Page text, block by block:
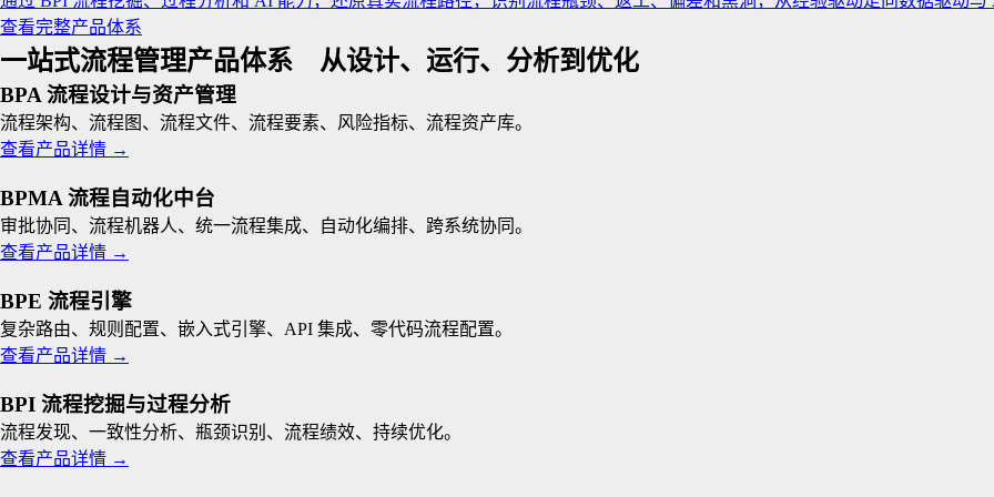
查看完整产品体系
一站式流程管理产品体系 从设计、运行、分析到优化
BPA 流程设计与资产管理
流程架构、流程图、流程文件、流程要素、风险指标、流程资产库。
查看产品详情 →
BPMA 流程自动化中台
审批协同、流程机器人、统一流程集成、自动化编排、跨系统协同。
查看产品详情 →
BPE 流程引擎
复杂路由、规则配置、嵌入式引擎、API 集成、零代码流程配置。
查看产品详情 →
BPI 流程挖掘与过程分析
流程发现、一致性分析、瓶颈识别、流程绩效、持续优化。
查看产品详情 →